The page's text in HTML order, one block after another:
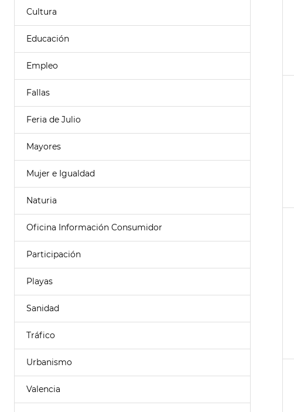
Cultura
Educación
Empleo
Fallas
Feria de Julio
Mayores
Mujer e Igualdad
Naturia
Oficina Información Consumidor
Participación
Playas
Sanidad
Tráfico
Urbanismo
Valencia